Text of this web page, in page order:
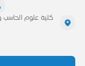
كلية علوم الحاسب